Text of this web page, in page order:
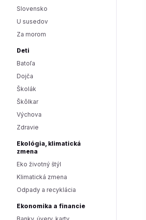
Slovensko
U susedov
Za morom
Deti
Batoľa
Dojča
Školák
Škôlkar
Výchova
Zdravie
Ekológia, klimatická
zmena
Eko životný štýl
Klimatická zmena
Odpady a recyklácia
Ekonomika a financie